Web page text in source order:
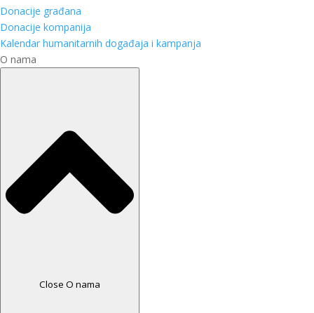
Donacije građana
Donacije kompanija
Kalendar humanitarnih događaja i kampanja
O nama
Close O nama